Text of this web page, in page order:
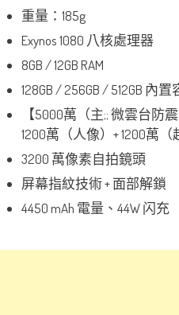
重量：185g
Exynos 1080 八核處理器
8GB / 12GB RAM
128GB / 256GB / 512GB 內置
【5000萬（主;; 微雲台防
1200萬（人像）+ 1200萬
3200 萬像素自拍鏡頭
屏幕指紋技術 + 面部解鎖
4450 mAh 電量、44W 闪充